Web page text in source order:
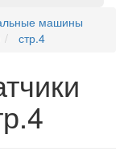
машины
стр.4